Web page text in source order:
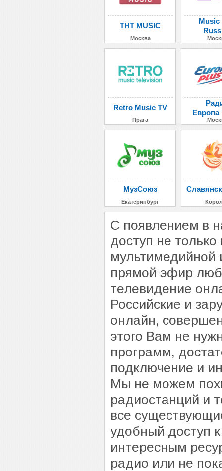
ТНТ MUSIC
Москва
Music
Retro Music TV
Прага
МузСоюз
Екатеринбург
С появлением в
доступ не
мультимедийной
прямой эфир
телевидение
Российские и
онлайн,
этого Вам не
программ,
подключение и
Мы не можем
радиостанций и
все
удобный доступ
интересным
радио или не